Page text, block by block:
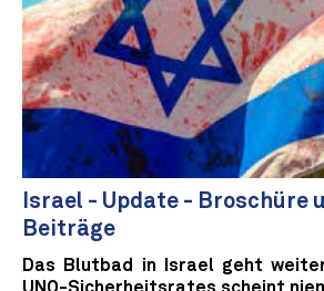
Israel - Update - Broschüre
Beiträge
Das Blutbad in Israel geht